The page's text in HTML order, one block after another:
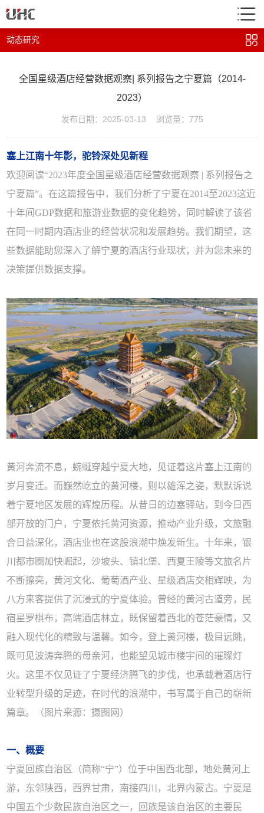
动态研究
全国星级酒店经营数据观察| 系列报告之宁夏篇（2014-
2023）
发布日期：2025-03-13 浏览量：775
塞上江南十年影，驼铃深处见新程
欢迎阅读“2023年度全国星级酒店经营数据观察 | 系列报告之
宁夏篇”。在这篇报告中，我们分析了宁夏在2014至2023这近
十年间GDP数据和旅游业数据的变化趋势，同时解读了该省
在同一时期内酒店业的经营状况和发展趋势。我们期望，这
些数据能助您深入了解宁夏的酒店行业现状，并为您未来的
决策提供数据支撑。
黄河奔流不息，蜿蜒穿越宁夏大地，见证着这片塞上江南的
岁月变迁。而巍然屹立的黄河楼，则以雄浑之姿，默默诉说
着宁夏地区发展的辉煌历程。从昔日的边塞驿站，到今日西
部开放的门户，宁夏依托黄河资源，推动产业升级，文旅融
合日益深化，酒店业也在这股浪潮中焕发新生。十年来，银
川都市圈加快崛起，沙坡头、镇北堡、西夏王陵等文旅名片
不断擦亮，黄河文化、葡萄酒产业、星级酒店交相辉映，为
八方来客提供了沉浸式的宁夏体验。曾经的黄河古道旁，民
宿星罗棋布，高端酒店林立，既保留着西北的苍茫豪情，又
融入现代化的精致与温馨。如今，登上黄河楼，极目远眺，
既可见波涛奔腾的母亲河，也能望见城市楼宇间的璀璨灯
火。这里不仅见证了宁夏经济腾飞的步伐，也承载着酒店行
业转型升级的足迹，在时代的浪潮中，书写属于自己的崭新
篇章。（图片来源：摄图网）
一、概要
宁夏回族自治区（简称“宁”）位于中国西北部，地处黄河上
游，东邻陕西，西界甘肃，南接四川，北界内蒙古。宁夏是
中国五个少数民族自治区之一，回族是该自治区的主要民